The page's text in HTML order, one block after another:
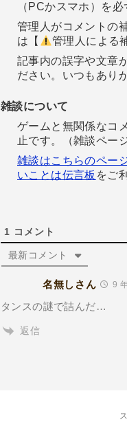
（PCかスマホ）を
管理人がコメントの
は【
管理人による
記事内の誤字や文章
ださい。いつもあり
雑談について
ゲームと無関係なコ
止です。（雑談ペー
雑談はこちらのペー
いことは伝言板 をご
1 コメント
最新コメント
名無しさん 9
タンスの謎で詰んだ…
返信